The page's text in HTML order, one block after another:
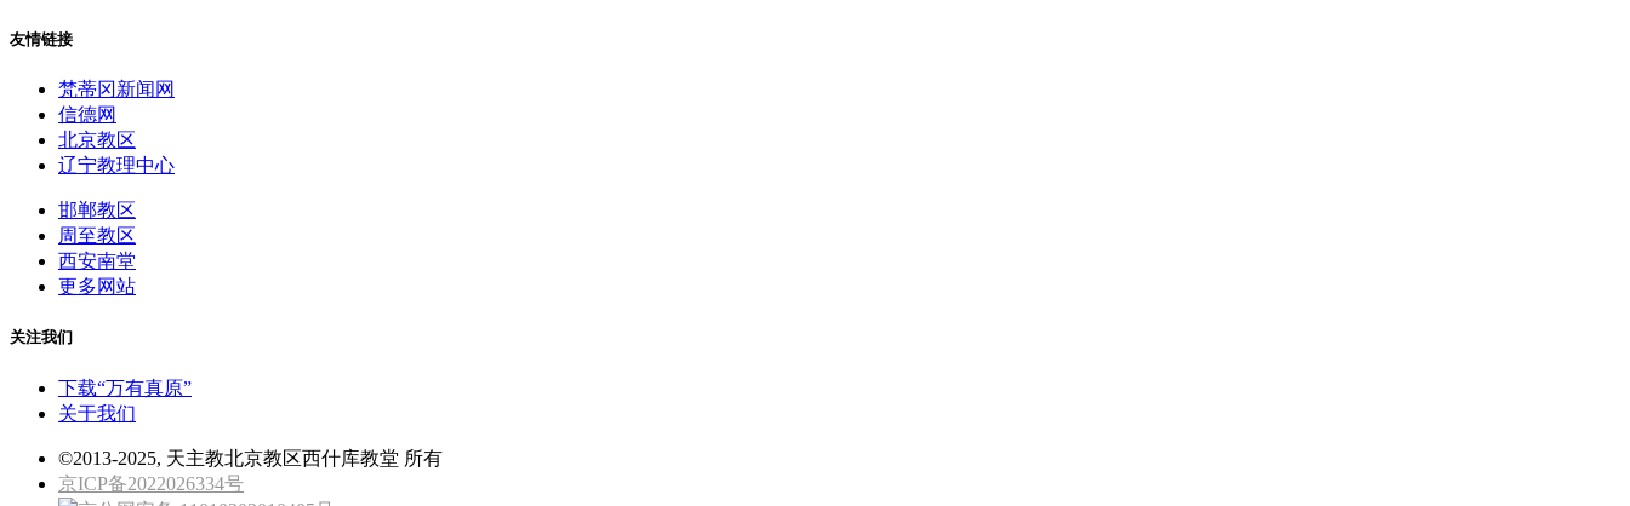
友情链接
梵蒂冈新闻网
信德网
北京教区
辽宁教理中心
邯郸教区
周至教区
西安南堂
更多网站
关注我们
下载“万有真原”
关于我们
©2013-2025, 天主教北京教区西什库教堂 所有
京ICP备2022026334号